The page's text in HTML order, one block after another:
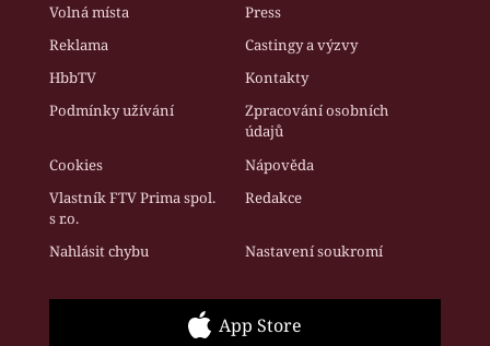
Volná místa
Press
Reklama
Castingy a výzvy
HbbTV
Kontakty
Podmínky užívání
Zpracování osobních
údajů
Cookies
Nápověda
Vlastník FTV Prima spol.
s r.o.
Redakce
Nahlásit chybu Nastavení soukromí
App Store